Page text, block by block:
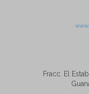
Fracc. El